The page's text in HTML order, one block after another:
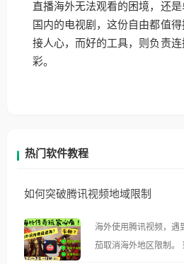
直播海外无法观看的困境，还
国内的电视剧，这份自由都值
接人心，而好的工具，则负责
彩。
热门软件教程
如何突破腾讯视频地域限制
海外使用腾讯视频，遇
茄取消海外地区限制。 当在海外打开腾讯视频，却突